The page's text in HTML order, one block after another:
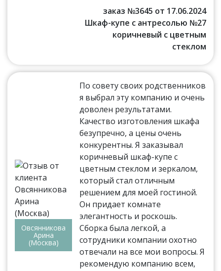
заказ №3645 от 17.06.2024
Шкаф-купе с антресолью №27
коричневый с цветным
стеклом
Овсянникова
Арина
(Москва)
По совету своих родственников
я выбрал эту компанию и очень
доволен результатами.
Качество изготовления шкафа
безупречно, а цены очень
конкурентны. Я заказывал
коричневый шкаф-купе с
цветным стеклом и зеркалом,
который стал отличным
решением для моей гостиной.
Он придает комнате
элегантность и роскошь.
Сборка была легкой, а
сотрудники компании охотно
отвечали на все мои вопросы. Я
рекомендую компанию всем,